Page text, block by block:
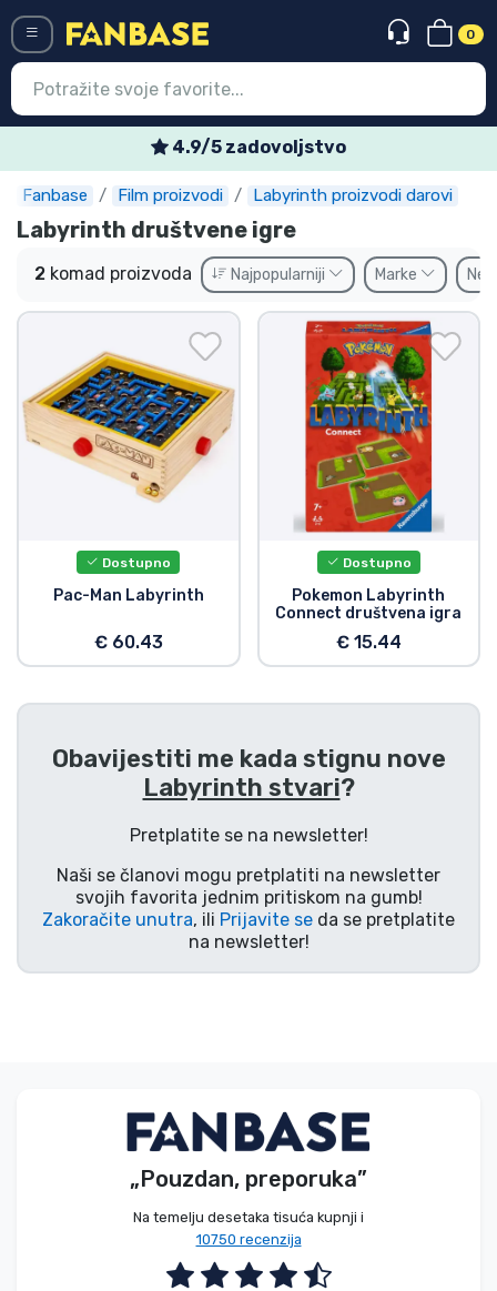
0
4.9/5 zadovoljstvo
Fanbase Film proizvodi Labyrinth proizvodi darovi
Labyrinth društvene igre
2 komad proizvoda Najpopularniji Marke Ne
Dostupno
Pac-Man Labyrinth
€ 60.43
Dostupno
Pokemon Labyrinth
Connect društvena igra
€ 15.44
Obavijestiti me kada stignu nove
Labyrinth stvari?
Pretplatite se na newsletter!
Naši se članovi mogu pretplatiti na newsletter
svojih favorita jednim pritiskom na gumb!
Zakoračite unutra, ili Prijavite se da se pretplatite
na newsletter!
„Pouzdan, preporuka”
Na temelju desetaka tisuća kupnji i
10750 recenzija
Ulazak Registracija
Najnovije proizvodi
Akcija
Ekspresna dostava
Prednarudžbe
Outlet proizvodi
Dostava i plaćanje
TV serija proizvodi
Film proizvodi
Crtani proizvodi
Anime proizvodi
Gamer proizvodi
Sportski proizvodi
Glazbeni proizvodi